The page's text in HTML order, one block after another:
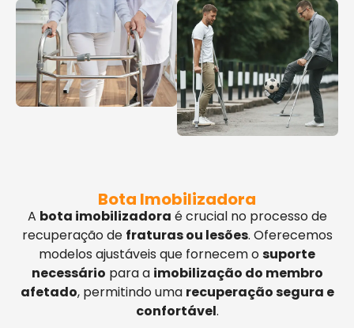
Bota Imobilizadora
A bota imobilizadora é crucial no processo de
recuperação de fraturas ou lesões. Oferecemos
modelos ajustáveis que fornecem osuporte
necessário para a imobilização do membro
afetado, permitindo uma recuperação segura e
confortável.